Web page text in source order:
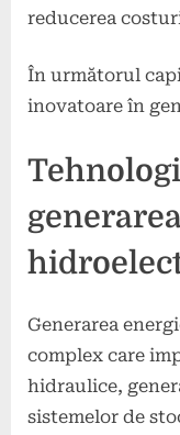
reducerea
În următorul
inovatoare în
Generarea
complex care
hidraulice,
sistemelor de